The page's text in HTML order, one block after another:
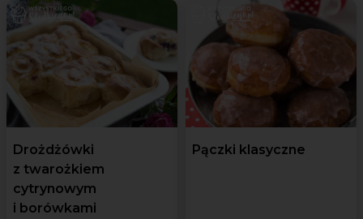
Drożdżówki
z twarożkiem
cytrynowym
i borówkami
Pączki klasyczne